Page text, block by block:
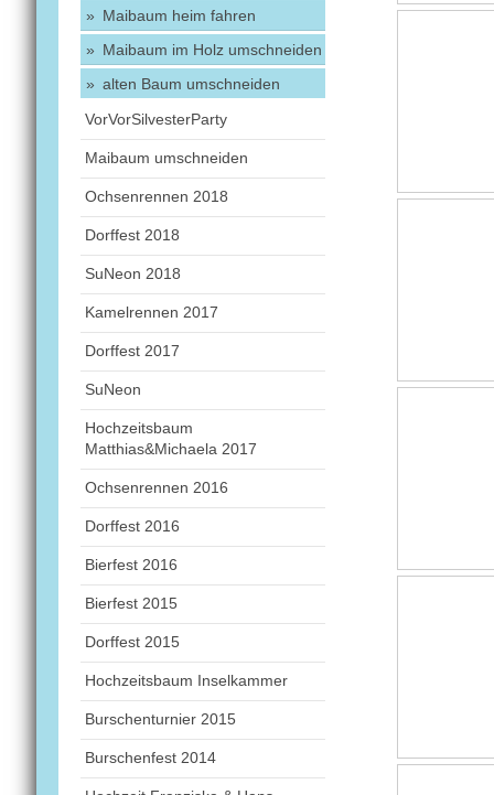
Maibaum heim fahren
Maibaum im Holz umschneiden
alten Baum umschneiden
VorVorSilvesterParty
Maibaum umschneiden
Ochsenrennen 2018
Dorffest 2018
SuNeon 2018
Kamelrennen 2017
Dorffest 2017
SuNeon
Hochzeitsbaum
Matthias&Michaela 2017
Ochsenrennen 2016
Dorffest 2016
Bierfest 2016
Bierfest 2015
Dorffest 2015
Hochzeitsbaum Inselkammer
Burschenturnier 2015
Burschenfest 2014